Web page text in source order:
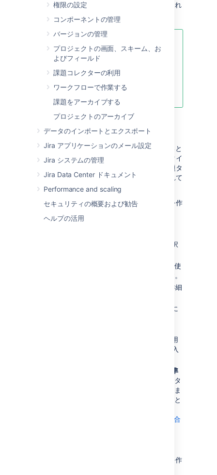
権限の設定
コンポーネントの管理
バージョンの管理
プロジェクトの画面、スキーム、お
よびフィールド
課題コレクターの利用
ワークフローで作業する
課題をアーカイブする
プロジェクトのアーカイブ
データのインポートとエクスポート
Jira アプリケーションのメール設定
Jira システムの管理
Jira Data Center ドキュメント
Performance and scaling
セキュリティの概要および勧告
ヘルプの活用
」、および「
」をそれ
ぞれ参照してください。
"プロジェクト管理" ページから、プ
ロジェクトの既定の課題タイプのワ
ークフロー/画面のデザインを素早
く設定できます (詳細は「
プロジェクトの定義
さい)。
課題タイプの作成
Jira アプリケーションで新しい課題を作成すると
きには、新しい標準またはサブタスクの課題タイ
プを作成できます。ただし、サブタスクの課題タ
イプを作成するには、サブタスクが
されて
いる必要があります。
また、「サブタスク」ページからサブタスクを作
サブタスクの設定
] の順に選択
] を選択して、Jira アプリで使
用するすべての課題タイプを表示します。
を選択して、次の詳細
— 新しい課題タイプを適切に
— この課題タイプをいつ使用
するかについて、説明を 1、2 行入
標準
課題タ
イプのどちらであるのかを指定しま
課題と
サブタスクが無効化されている場合
を選択して、新しい課題タイプを作